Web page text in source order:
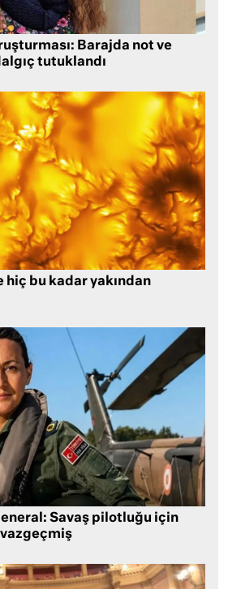
Barajda not ve
tutuklandı
hiç bu kadar yakından
Savaş pilotluğu için